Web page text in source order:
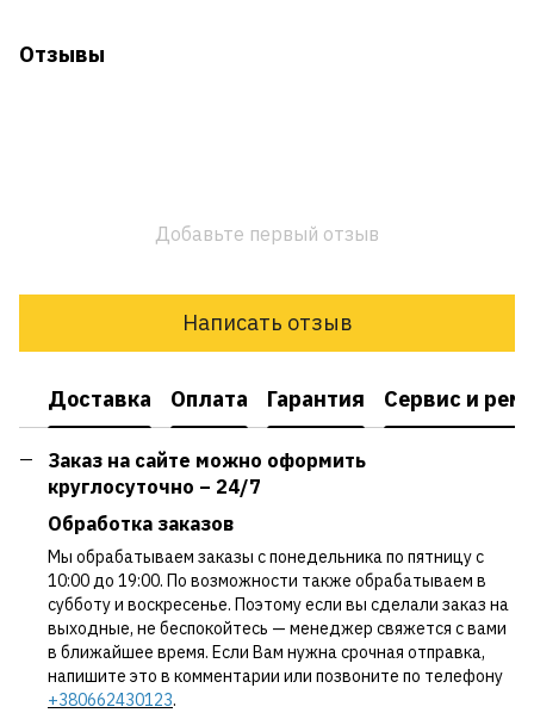
Отзывы
Добавьте первый отзыв
Написать отзыв
Доставка Оплата Гарантия Сервис и
Заказ на сайте можно оформить
круглосуточно – 24/7
Обработка заказов
Мы обрабатываем заказы с понедельника по пятницу с
10:00 до 19:00. По возможности также обрабатываем в
субботу и воскресенье. Поэтому если вы сделали заказ на
выходные, не беспокойтесь — менеджер свяжется с вами
в ближайшее время. Если Вам нужна срочная отправка,
напишите это в комментарии или позвоните по телефону
+380662430123.